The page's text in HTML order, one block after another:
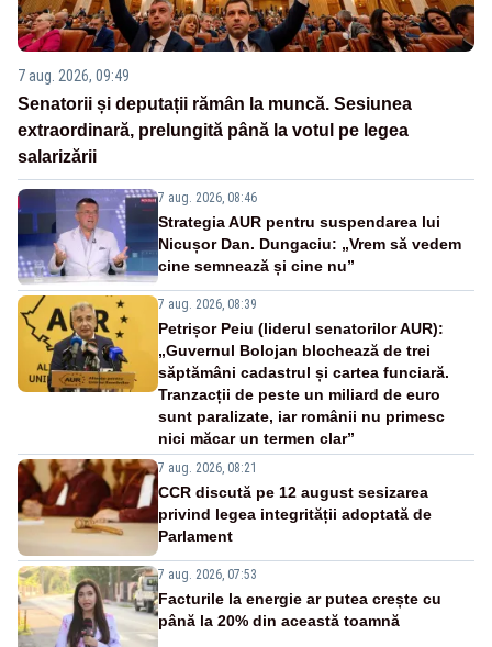
7 aug. 2026, 09:49
Senatorii și deputații rămân la muncă. Sesiunea
extraordinară, prelungită până la votul pe legea
salarizării
7 aug. 2026, 08:46
Strategia AUR pentru suspendarea lui
Nicușor Dan. Dungaciu: „Vrem să vedem
cine semnează și cine nu”
7 aug. 2026, 08:39
Petrișor Peiu (liderul senatorilor AUR):
„Guvernul Bolojan blochează de trei
săptămâni cadastrul și cartea funciară.
Tranzacții de peste un miliard de euro
sunt paralizate, iar românii nu primesc
nici măcar un termen clar”
7 aug. 2026, 08:21
CCR discută pe 12 august sesizarea
privind legea integrității adoptată de
Parlament
7 aug. 2026, 07:53
Facturile la energie ar putea crește cu
până la 20% din această toamnă